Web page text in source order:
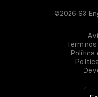
©2026 S3
Política